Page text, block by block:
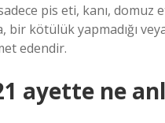
pis eti, kanı, domuz
bir kötülük yapmadığı
edendir.
ayette ne